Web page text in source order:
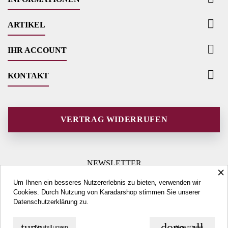
ARTIKEL 
IHR ACCOUNT 
KONTAKT 
VERTRAG WIDERRUFEN
NEWSLETTER
×
Um Ihnen ein besseres Nutzererlebnis zu bieten, verwenden wir
Cookies. Durch Nutzung von Karadarshop stimmen Sie unserer
Datenschutzerklärung zu.